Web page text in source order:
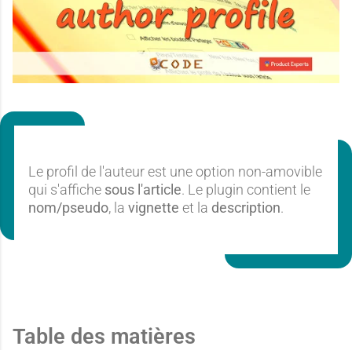
Le profil de l'auteur est une option non-amovible
qui s'affiche sous l'article. Le plugin contient le
nom/pseudo, la vignette et la description.
Table des matières